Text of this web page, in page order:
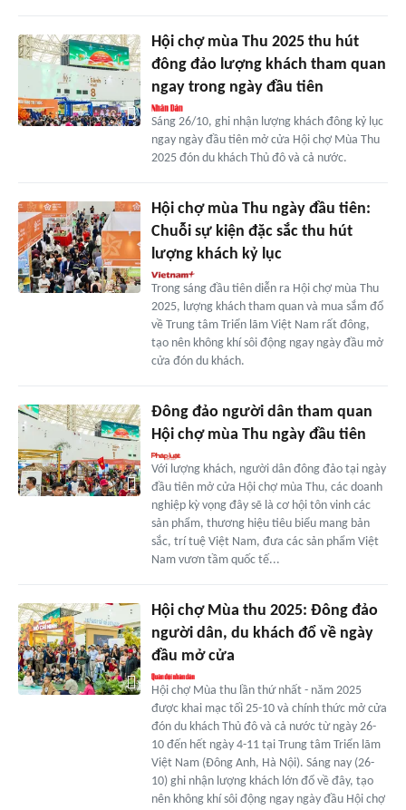
Hội chợ mùa Thu 2025 thu hút
đông đảo lượng khách tham quan
ngay trong ngày đầu tiên
Sáng 26/10, ghi nhận lượng khách đông kỷ lục
ngay ngày đầu tiên mở cửa Hội chợ Mùa Thu
2025 đón du khách Thủ đô và cả nước.
Hội chợ mùa Thu ngày đầu tiên:
Chuỗi sự kiện đặc sắc thu hút
lượng khách kỷ lục
Trong sáng đầu tiên diễn ra Hội chợ mùa Thu
2025, lượng khách tham quan và mua sắm đổ
về Trung tâm Triển lãm Việt Nam rất đông,
tạo nên không khí sôi động ngay ngày đầu mở
cửa đón du khách.
Đông đảo người dân tham quan
Hội chợ mùa Thu ngày đầu tiên
Với lượng khách, người dân đông đảo tại ngày
đầu tiên mở cửa Hội chợ mùa Thu, các doanh
nghiệp kỳ vọng đây sẽ là cơ hội tôn vinh các
sản phẩm, thương hiệu tiêu biểu mang bản
sắc, trí tuệ Việt Nam, đưa các sản phẩm Việt
Nam vươn tầm quốc tế...
Hội chợ Mùa thu 2025: Đông đảo
người dân, du khách đổ về ngày
đầu mở cửa
Hội chợ Mùa thu lần thứ nhất - năm 2025
được khai mạc tối 25-10 và chính thức mở cửa
đón du khách Thủ đô và cả nước từ ngày 26-
10 đến hết ngày 4-11 tại Trung tâm Triển lãm
Việt Nam (Đông Anh, Hà Nội). Sáng nay (26-
10) ghi nhận lượng khách lớn đổ về đây, tạo
nên không khí sôi động ngay ngày đầu Hội chợ